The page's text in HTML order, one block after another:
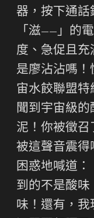
器，按下通話
「滋——」的
度、急促且充
是廖沾沾嗎！
宙水餃聯盟特
聞到宇宙級
泥！你被徵召
被這聲音震得
困惑地喊道
到的不是酸味
味！還有，我